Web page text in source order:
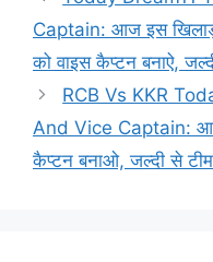
Captain: आज इस
को वाइस कैप्टन बनाऐ,
RCB Vs KKR
And Vice Captain:
कैप्टन बनाओ, जल्दी से